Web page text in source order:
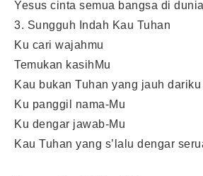
Yesus cinta semua bangsa di dunia
3. Sungguh Indah Kau Tuhan
Ku cari wajahmu
Temukan kasihMu
Kau bukan Tuhan yang jauh dariku
Ku panggil nama-Mu
Ku dengar jawab-Mu
Kau Tuhan yang s’lalu dengar